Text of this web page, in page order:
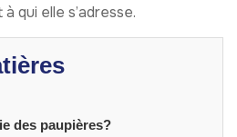
qui elle s’adresse.
des paupières?